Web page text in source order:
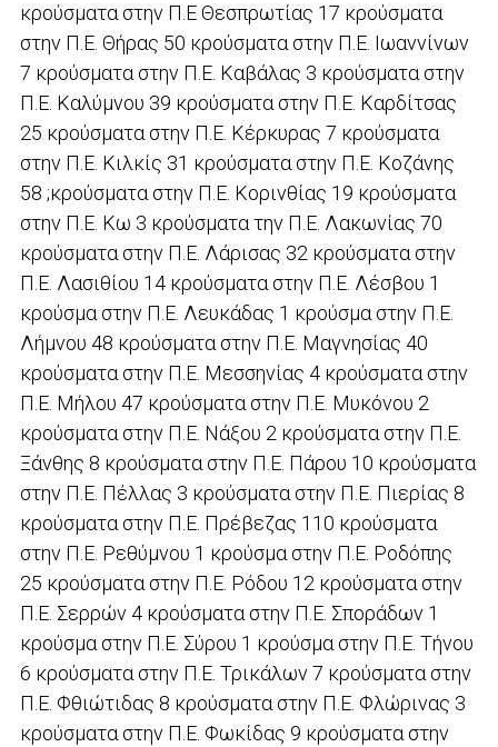
κρούσματα στην Π.Ε Θεσπρωτίας 17 κρούσματα
στην Π.Ε. Θήρας 50 κρούσματα στην Π.Ε. Ιωαννίνων
7 κρούσματα στην Π.Ε. Καβάλας 3 κρούσματα στην
Π.Ε. Καλύμνου 39 κρούσματα στην Π.Ε. Καρδίτσας
25 κρούσματα στην Π.Ε. Κέρκυρας 7 κρούσματα
στην Π.Ε. Κιλκίς 31 κρούσματα στην Π.Ε. Κοζάνης
58 ;κρούσματα στην Π.Ε. Κορινθίας 19 κρούσματα
στην Π.Ε. Κω 3 κρούσματα την Π.Ε. Λακωνίας 70
κρούσματα στην Π.Ε. Λάρισας 32 κρούσματα στην
Π.Ε. Λασιθίου 14 κρούσματα στην Π.Ε. Λέσβου 1
κρούσμα στην Π.Ε. Λευκάδας 1 κρούσμα στην Π.Ε.
Λήμνου 48 κρούσματα στην Π.Ε. Μαγνησίας 40
κρούσματα στην Π.Ε. Μεσσηνίας 4 κρούσματα στην
Π.Ε. Μήλου 47 κρούσματα στην Π.Ε. Μυκόνου 2
κρούσματα στην Π.Ε. Νάξου 2 κρούσματα στην Π.Ε.
Ξάνθης 8 κρούσματα στην Π.Ε. Πάρου 10 κρούσματα
στην Π.Ε. Πέλλας 3 κρούσματα στην Π.Ε. Πιερίας 8
κρούσματα στην Π.Ε. Πρέβεζας 110 κρούσματα
στην Π.Ε. Ρεθύμνου 1 κρούσμα στην Π.Ε. Ροδόπης
25 κρούσματα στην Π.Ε. Ρόδου 12 κρούσματα στην
Π.Ε. Σερρών 4 κρούσματα στην Π.Ε. Σποράδων 1
κρούσμα στην Π.Ε. Σύρου 1 κρούσμα στην Π.Ε. Τήνου
6 κρούσματα στην Π.Ε. Τρικάλων 7 κρούσματα στην
Π.Ε. Φθιώτιδας 8 κρούσματα στην Π.Ε. Φλώρινας 3
κρούσματα στην Π.Ε. Φωκίδας 9 κρούσματα στην